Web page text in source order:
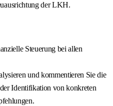
der LKH.
Steuerung bei allen
und kommentieren Sie die
Identifikation von konkreten